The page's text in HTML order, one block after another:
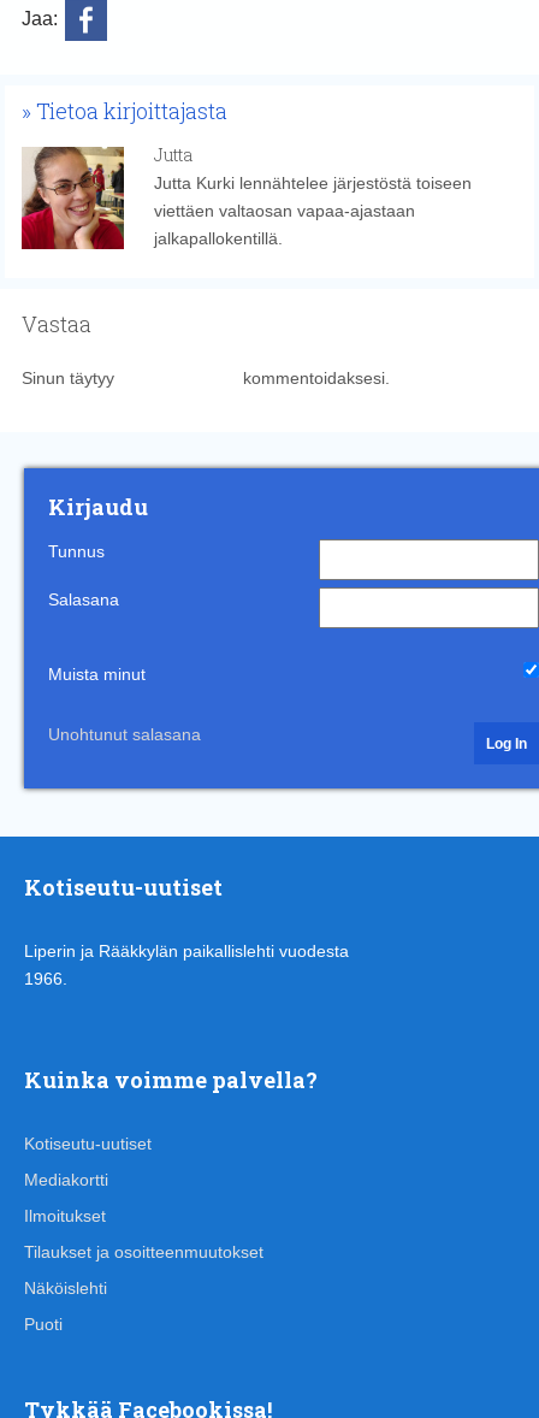
Jaa:
Tietoa kirjoittajasta
Jutta
Jutta Kurki lennähtelee järjestöstä toiseen
viettäen valtaosan vapaa-ajastaan
jalkapallokentillä.
Vastaa
Sinun täytyy kommentoidaksesi.
Kirjaudu
Tunnus
Salasana
Muista minut
Unohtunut salasana
Kotiseutu-uutiset
Liperin ja Rääkkylän paikallislehti vuodesta
1966.
Kuinka voimme palvella?
Kotiseutu-uutiset
Mediakortti
Ilmoitukset
Tilaukset ja osoitteenmuutokset
Näköislehti
Puoti
Tykkää Facebookissa!